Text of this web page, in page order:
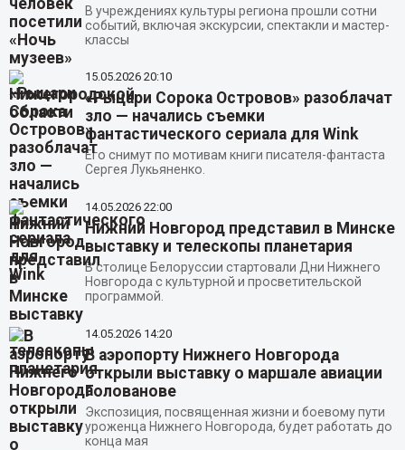
В учреждениях культуры региона прошли сотни
событий, включая экскурсии, спектакли и мастер-
классы
15.05.2026 20:10
«Рыцари Сорока Островов» разоблачат
зло — начались съемки
фантастического сериала для Wink
Его снимут по мотивам книги писателя-фантаста
Сергея Лукьяненко.
14.05.2026 22:00
Нижний Новгород представил в Минске
выставку и телескопы планетария
В столице Белоруссии стартовали Дни Нижнего
Новгорода с культурной и просветительской
программой.
14.05.2026 14:20
В аэропорту Нижнего Новгорода
открыли выставку о маршале авиации
Голованове
Экспозиция, посвященная жизни и боевому пути
уроженца Нижнего Новгорода, будет работать до
конца мая